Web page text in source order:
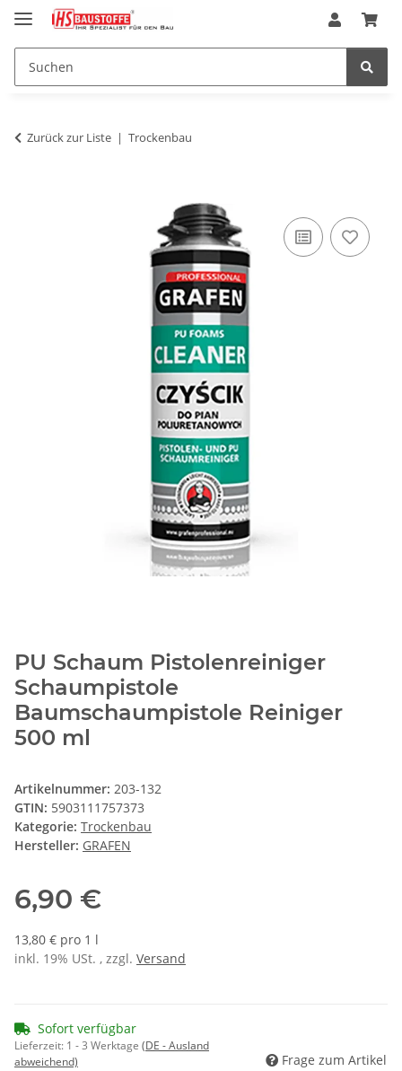
Zurück zur Liste Trockenbau
PU Schaum Pistolenreiniger
Schaumpistole
Baumschaumpistole Reiniger
500 ml
Artikelnummer: 203-132
GTIN: 5903111757373
Kategorie: Trockenbau
Hersteller: GRAFEN
6,90 €
13,80 € pro 1 l
inkl. 19% USt. , zzgl. Versand
Sofort verfügbar
Lieferzeit: 1 - 3 Werktage (DE - Ausland
abweichend)
Frage zum Artikel